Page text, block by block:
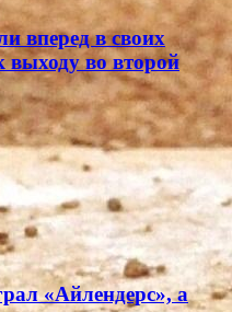
вперед в своих
выходу во второй
«Айлендерс», а